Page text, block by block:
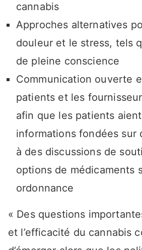
cannabis
Approches alternatives
douleur et le stress, tels
de pleine conscience
Communication ouverte
patients et les
afin que les patients
informations fondées sur
à des discussions de
options de médicaments
ordonnance
« Des questions
et l’efficacité du cannabis